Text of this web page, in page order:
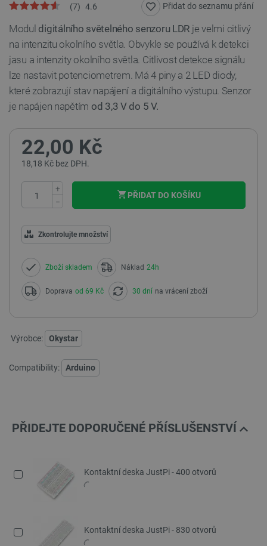
4.6
(7) Přidat do seznamu přání
Modul digitálního světelného senzoru LDR je velmi citlivý
na intenzitu okolního světla. Obvykle se používá k detekci
jasu a intenzity okolního světla. Citlivost detekce signálu
lze nastavit potenciometrem. Má 4 piny a 2 LED diody,
které zobrazují stav napájení a digitálního výstupu. Senzor
je napájen napětím od 3,3 V do 5 V.
22,00 Kč
18,18 Kč bez DPH.
+
−
PŘIDAT DO KOŠÍKU
Zkontrolujte množství
Zboží skladem Náklad 24h
Doprava od 69 Kč 30 dní na vrácení zboží
Výrobce: Okystar
Compatibility: Arduino
PŘIDEJTE DOPORUČENÉ PŘÍSLUŠENSTVÍ
Kontaktní deska JustPi - 400 otvorů
Kontaktní deska JustPi - 830 otvorů